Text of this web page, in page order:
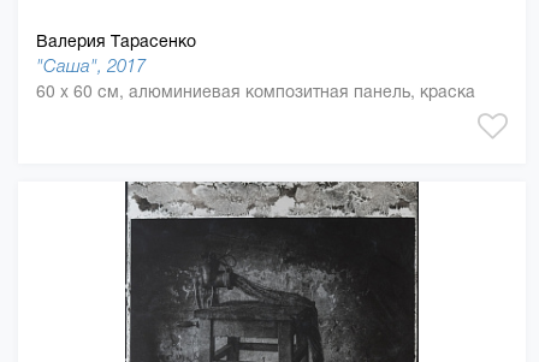
Валерия Тарасенко
"Саша", 2017
60 x 60 см, алюминиевая композитная панель, краска